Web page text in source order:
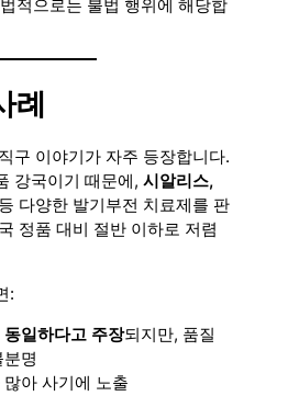
적으로는 불법 행위에 해당합
례
구 이야기가 자주 등장합니다.
강국이기 때문에, 시알리스,
다양한 발기부전 치료제를 판
정품 대비 절반 이하로 저렴
:
동일하다고 주장되지만, 품질
명
아 사기에 노출